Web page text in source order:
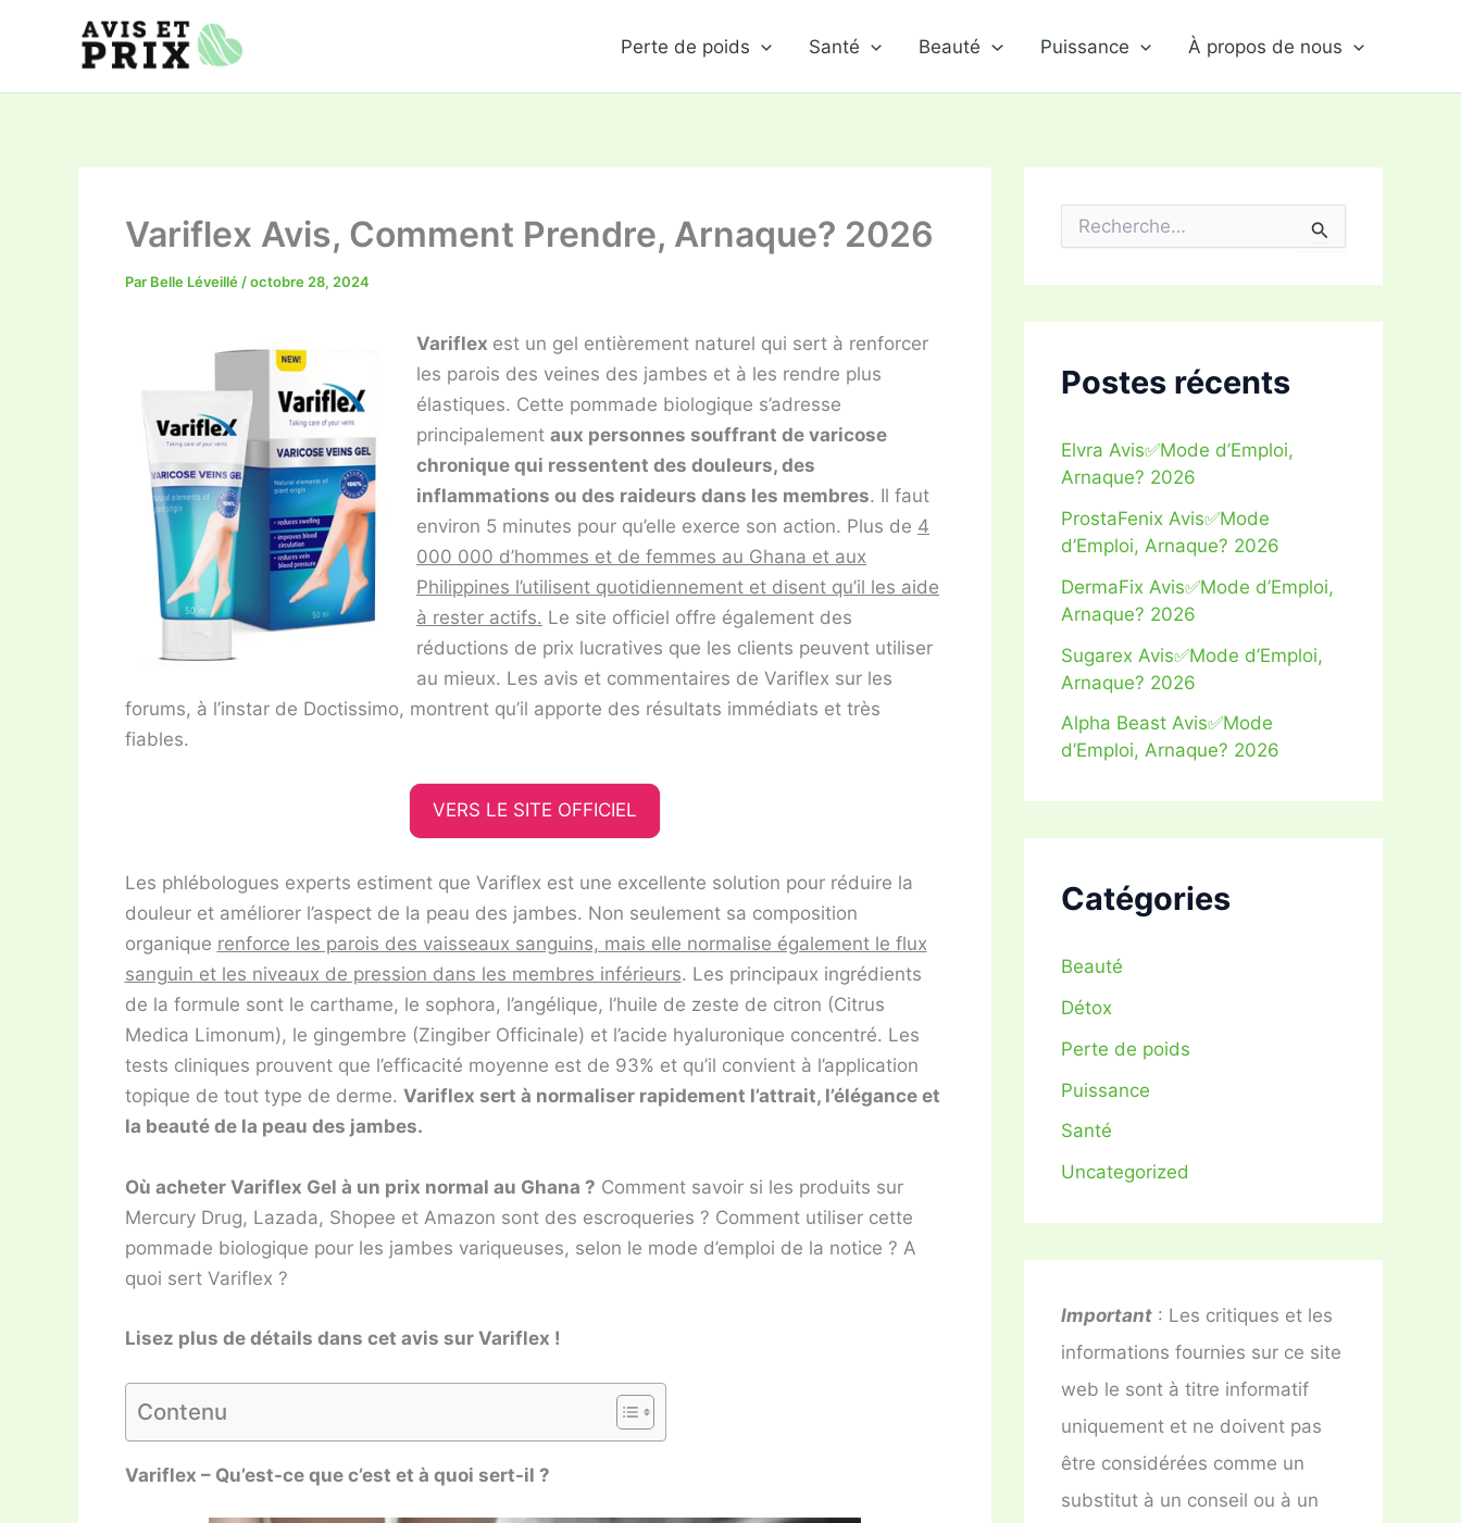
Perte de poids Santé Beauté Puissance À propos de nous
Variflex Avis, Comment Prendre, Arnaque? 2026
Par Belle Léveillé /octobre 28, 2024
Variflex est un gel entièrement naturel qui sert à renforcer
les parois des veines des jambes et à les rendre plus
élastiques. Cette pommade biologique s’adresse
principalement aux personnes souffrant de varicose
chronique qui ressentent des douleurs, des
inflammations ou des raideurs dans les membres. Il faut
environ 5 minutes pour qu’elle exerce son action. Plus de 4
000 000 d’hommes et de femmes au Ghana et aux
Philippines l’utilisent quotidiennement et disent qu’il les aide
à rester actifs. Le site officiel offre également des
réductions de prix lucratives que les clients peuvent utiliser
au mieux. Les avis et commentaires de Variflex sur les
forums, à l’instar de Doctissimo, montrent qu’il apporte des résultats immédiats et très
fiables.
VERS LE SITE OFFICIEL
Les phlébologues experts estiment que Variflex est une excellente solution pour réduire la
douleur et améliorer l’aspect de la peau des jambes. Non seulement sa composition
organique renforce les parois des vaisseaux sanguins, mais elle normalise également le flux
sanguin et les niveaux de pression dans les membres inférieurs. Les principaux ingrédients
de la formule sont le carthame, le sophora, l’angélique, l’huile de zeste de citron (Citrus
Medica Limonum), le gingembre (Zingiber Officinale) et l’acide hyaluronique concentré. Les
tests cliniques prouvent que l’efficacité moyenne est de 93% et qu’il convient à l’application
topique de tout type de derme. Variflex sert à normaliser rapidement l’attrait, l’élégance et
la beauté de la peau des jambes.
Où acheter Variflex Gel à un prix normal au Ghana ? Comment savoir si les produits sur
Mercury Drug, Lazada, Shopee et Amazon sont des escroqueries ? Comment utiliser cette
pommade biologique pour les jambes variqueuses, selon le mode d’emploi de la notice ? A
quoi sert Variflex ?
Lisez plus de détails dans cet avis sur Variflex !
Contenu
Variflex – Qu’est-ce que c’est et à quoi sert-il ?
r
h
e
:
Postes récents
Elvra Avis✅Mode d’Emploi,
Arnaque? 2026
ProstaFenix Avis✅Mode
d’Emploi, Arnaque? 2026
DermaFix Avis✅Mode d’Emploi,
Arnaque? 2026
Sugarex Avis✅Mode d’Emploi,
Arnaque? 2026
Alpha Beast Avis✅Mode
d’Emploi, Arnaque? 2026
Catégories
Beauté
Détox
Perte de poids
Puissance
Santé
Uncategorized
Important : Les critiques et les
informations fournies sur ce site
web le sont à titre informatif
uniquement et ne doivent pas
être considérées comme un
substitut à un conseil ou à un